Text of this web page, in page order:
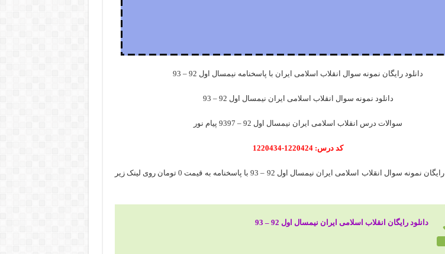
دانلود رایگان نمونه سوال انقلاب اسلامی ایران با پاسخنامه نیمسال اول 92 – 93
دانلود نمونه سوال انقلاب اسلامی ایران نیمسال اول 92 – 93
سوالات درس انقلاب اسلامی ایران نیمسال اول 92 – 9397 پیام نور
کد درس: 1220424-1220434
برای دانلود رایگان نمونه سوال انقلاب اسلامی ایران نیمسال اول 92 – 93 با پاسخنامه به قیمت 0 تومان روی لینک زیر
دانلود رایگان انقلاب اسلامی ایران نیمسال اول 92 – 93